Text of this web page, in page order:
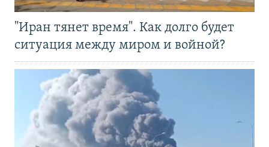
"Иран тянет время". Как долго будет
ситуация между миром и войной?